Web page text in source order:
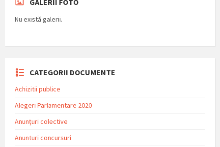
Nu există galerii.
CATEGORII DOCUMENTE
Achizitii publice
Alegeri Parlamentare 2020
Anunțuri colective
Anunturi concursuri